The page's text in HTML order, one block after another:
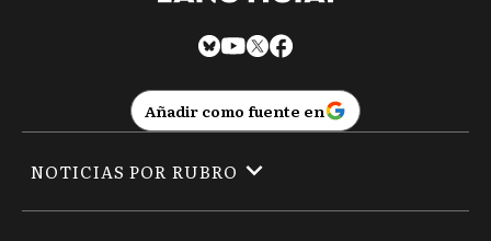
Añadir como fuente en
NOTICIAS POR RUBRO